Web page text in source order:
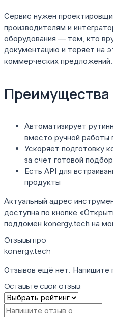
Сервис нужен
производителям и
оборудования — тем, кто
документацию и теряет на
коммерческих предложений.
Преимущества
Автоматизирует
вместо ручной работы
Ускоряет подготовку
за счёт готовой
Есть API для
продукты
Актуальный адрес
доступна по кнопке
поддомен konergy.tech на
Отзывы про
konergy.tech
Отзывов ещё нет. Напишите
Оставьте свой отзыв: